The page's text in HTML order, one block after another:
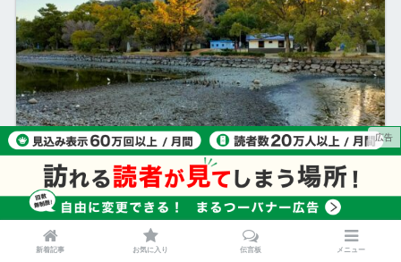
2025.03.07 Fri
丸亀城のお堀の水を抜いたら現れたものとは？
新着記事 お気に入り 伝言板 メニュー